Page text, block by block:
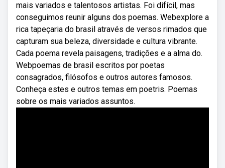
mais variados e talentosos artistas. Foi difícil, mas
conseguimos reunir alguns dos poemas. Webexplore a
rica tapeçaria do brasil através de versos rimados que
capturam sua beleza, diversidade e cultura vibrante.
Cada poema revela paisagens, tradições e a alma do.
Webpoemas de brasil escritos por poetas
consagrados, filósofos e outros autores famosos.
Conheça estes e outros temas em poetris. Poemas
sobre os mais variados assuntos.